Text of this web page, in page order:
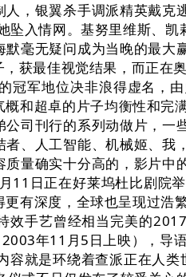
银翼杀手调派精英戴克
入情网。基努里维斯、
毫无疑问成为当晚的最
获最佳视觉结果，而正
冠军地位决非浪得虚名，
和超卓的片子均衡性和
司刊行的系列动做片，
、人工智能、机械姬、
质量确实十分高的，影片
11日正在好莱坞杜比剧院
有深度，全球也呈现过
手艺曾经相当完美的
年11月5日上映），
就是环绕着查派正在人